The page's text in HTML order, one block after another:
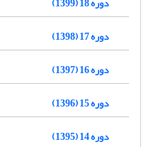
دوره 17 (1398)
دوره 16 (1397)
دوره 15 (1396)
دوره 14 (1395)